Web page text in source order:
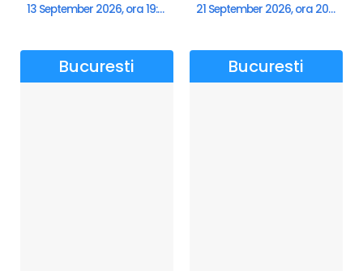
13 September 2026, ora 19:00 21 September 2026, ora 20:00
Bucuresti Bucuresti